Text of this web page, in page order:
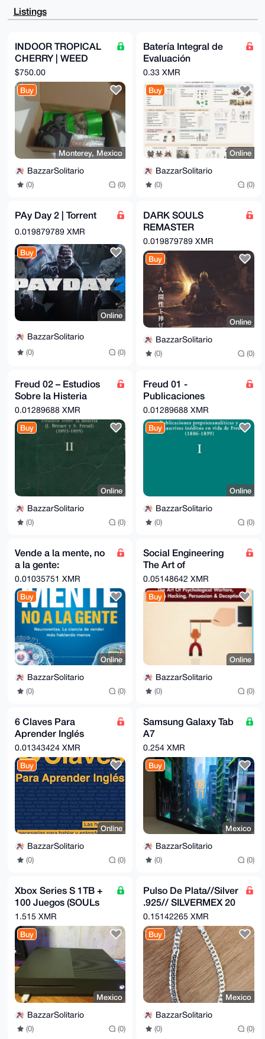
BBYCAwECHgcCF4AACgkQ0hsYBBbDvEOoswEA7Jau176kvG/lK29R
8Dy1syxla8a6
AAAAABIKKwYBBAGXVQEFAQEHQI4I2I57GjhpMMc4xwMo+6ajnSKF
+9hJ94b3817d
GFAgAwEIB4h4BBgWCgAgFiEEmT0AdyQqn68numOf0hsYBBbDvEMF
AgAAAAACGwwA
CgkQ0hsYBBbDvEOT2wEA9MvUva1lfxON4jnc65NDm4dPdgjioOIf
riz4FtHZ0EoA
/R6O6vueMgEDMHF2kmTTZNj13ngC/TKcohiEpB3S9/QH
=Jo+r
-----END PGP PUBLIC KEY BLOCK-----
Listings
INDOOR TROPICAL
CHERRY | WEED
INDOOR
$750.00
Buy
Monterey, Mexico
BazzarSolitario
(0) (0)
Batería Integral de
Evaluación
Psicológica | Torrent
0.33 XMR
Buy
Online
BazzarSolitario
(0) (0)
PAy Day 2 | Torrent
0.019879789 XMR
Buy
Online
BazzarSolitario
(0) (0)
DARK SOULS
REMASTER
WINDOWS | Torrent
0.019879789 XMR
Buy
Online
BazzarSolitario
(0) (0)
Freud 02 – Estudios
Sobre la Histeria
(Amorrortu)
0.01289688 XMR
Buy
Online
BazzarSolitario
(0) (0)
Freud 01 -
Publicaciones
Prepsicoanaliticas
Amorrortu (1886-
1899)
0.01289688 XMR
Buy
Online
BazzarSolitario
(0) (0)
Vende a la mente, no
a la gente:
Neuroventas.
0.01035751 XMR
Buy
Online
BazzarSolitario
(0) (0)
Social Engineering
The Art of
Psychological
Warfare, Human
Hacking, Persuasion.
0.05148642 XMR
Buy
Online
BazzarSolitario
(0) (0)
6 Claves Para
Aprender Inglés
(Segunda Edició)
0.01343424 XMR
Buy
Online
BazzarSolitario
(0) (0)
Samsung Galaxy Tab
A7
10.4"SMT_500//Linea
geOS// Privacidad
Total //NO
GoogleApps
0.254 XMR
Buy
Mexico
BazzarSolitario
(0) (0)
Xbox Series S 1TB +
100 Juegos (SOULs
Games,Halo Games,
Batman, Fifa & more
1.515 XMR
Buy
Mexico
BazzarSolitario
(0) (0)
Pulso De Plata//Silver
.925// SILVERMEX 20
CM
0.15142265 XMR
Buy
Mexico
BazzarSolitario
(0) (0)